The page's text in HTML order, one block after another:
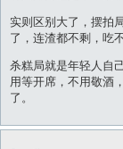
实则区别大了，摆拍
了，连渣都不剩，吃
杀糕局就是年轻人自
用等开席，不用敬酒
了。